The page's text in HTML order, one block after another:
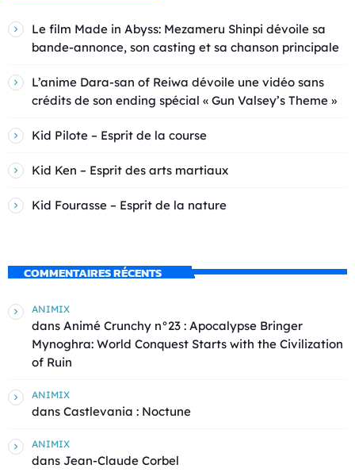
Le film Made in Abyss: Mezameru Shinpi dévoile sa
bande-annonce, son casting et sa chanson principale
L’anime Dara-san of Reiwa dévoile une vidéo sans
crédits de son ending spécial « Gun Valsey’s Theme »
Kid Pilote – Esprit de la course
Kid Ken – Esprit des arts martiaux
Kid Fourasse – Esprit de la nature
COMMENTAIRES RÉCENTS
ANIMIX
dans Animé Crunchy n°23 : Apocalypse Bringer
Mynoghra: World Conquest Starts with the Civilization
of Ruin
ANIMIX
dans Castlevania : Noctune
ANIMIX
dans Jean-Claude Corbel